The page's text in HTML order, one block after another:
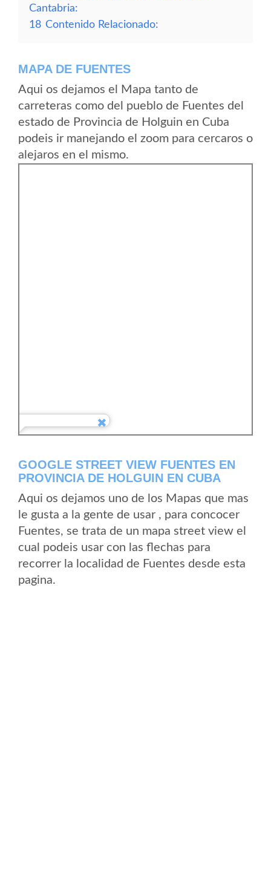
Cantabria:
18 Contenido Relacionado:
MAPA DE FUENTES
Aqui os dejamos el Mapa tanto de
carreteras como del pueblo de Fuentes del
estado de Provincia de Holguin en Cuba
podeis ir manejando el zoom para cercaros o
alejaros en el mismo.
GOOGLE STREET VIEW FUENTES EN
PROVINCIA DE HOLGUIN EN CUBA
Aqui os dejamos uno de los Mapas que mas
le gusta a la gente de usar , para concocer
Fuentes, se trata de un mapa street view el
cual podeis usar con las flechas para
recorrer la localidad de Fuentes desde esta
pagina.